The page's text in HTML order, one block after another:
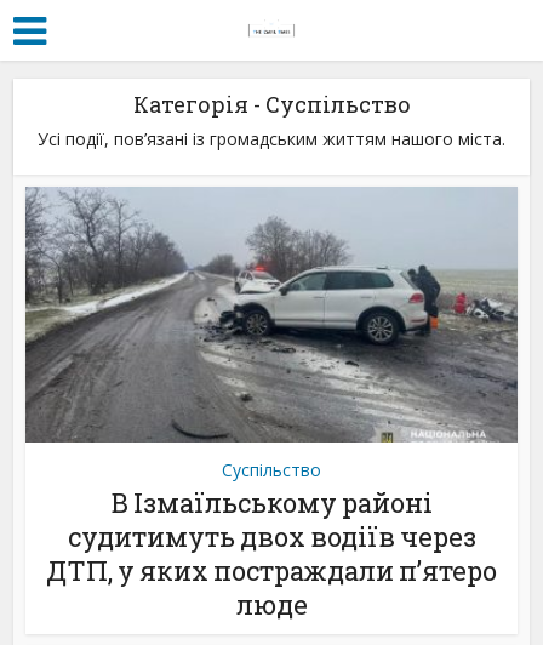
Категорія - Суспільство
Усі події, пов’язані із громадським життям нашого міста.
Суспільство
В Ізмаїльському районі
судитимуть двох водіїв через
ДТП, у яких постраждали п’ятеро
люде